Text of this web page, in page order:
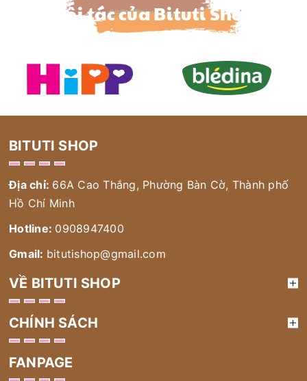
Đối tác của Bituti Shop
BITUTI SHOP
Địa chỉ: 66A Cao Thắng, Phường Bàn Cờ, Thành phố
Hồ Chí Minh
Hotline: 0908947400
Gmail: bitutishop@gmail.com
VỀ BITUTI SHOP
CHÍNH SÁCH
FANPAGE